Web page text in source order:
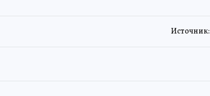
Источник: